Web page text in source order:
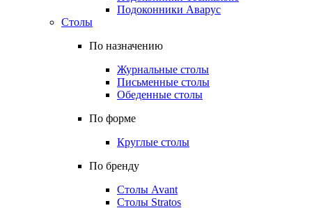
Подоконники Аварус
Столы
По назначению
Журнальные столы
Письменные столы
Обеденные столы
По форме
Круглые столы
По бренду
Столы Avant
Столы Stratos